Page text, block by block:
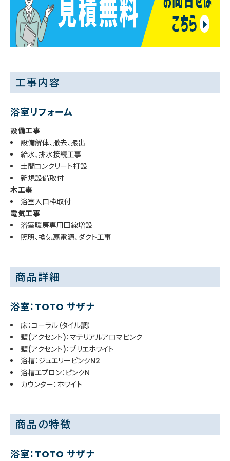
工事内容
浴室リフォーム
設備工事
設備解体、撤去、搬出
給水、排水接続工事
土間コンクリート打設
新規設備取付
木工事
浴室入口枠取付
電気工事
浴室暖房専用回線増設
照明、換気扇電源、ダクト工事
商品詳細
浴室：TOTO サザナ
床：コーラル（タイル調）
壁(アクセント)：マテリアルアロマピンク
壁(アクセント)：プリエホワイト
浴槽：ジュエリーピンクN2
浴槽エプロン：ピンクN
カウンター：ホワイト
商品の特徴
浴室：TOTO サザナ